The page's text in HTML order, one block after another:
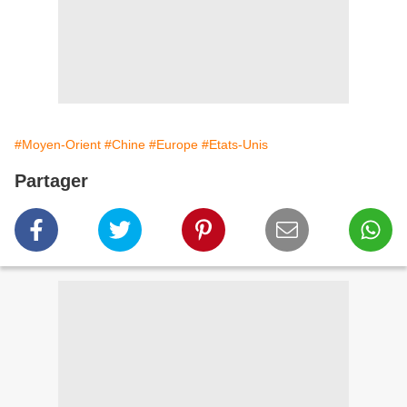
#Moyen-Orient #Chine #Europe #Etats-Unis
Partager